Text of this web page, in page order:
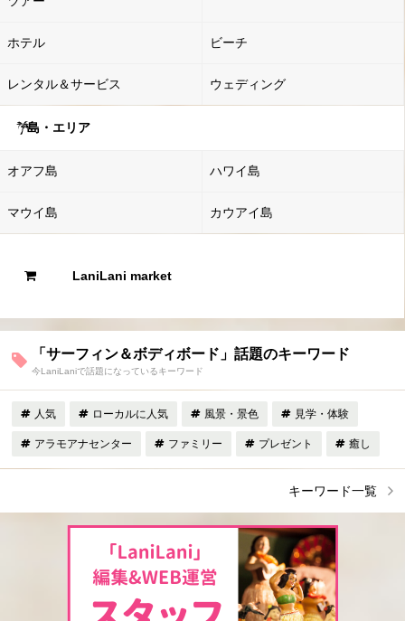
ホテル ビーチ
レンタル＆サービス ウェディング
島・エリア
オアフ島 ハワイ島
マウイ島 カウアイ島
LaniLani market
「サーフィン＆ボディボード」話題のキーワード
今LaniLaniで話題になっているキーワード
人気 ローカルに人気 風景・景色 見学・体験
アラモアナセンター ファミリー プレゼント 癒し
キーワード一覧